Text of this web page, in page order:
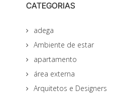
CATEGORIAS
adega
Ambiente de estar
apartamento
área externa
Arquitetos e Designers